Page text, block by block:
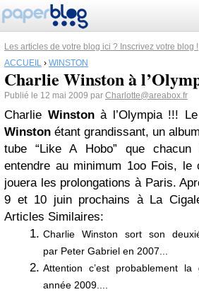
Les articles de votre blog ici ? Inscrivez votre blog !
ACCUEIL › WINSTON
Charlie Winston à
Publié le 12 mai 2009 par Charlotte@areabox.fr
Charlie Winstonà l’Olympia !!!
Winston étant grandissant, un
tube “Like A Hobo” que
entendre au minimum 1oo Fois, le
jouera les prolongations à Paris.
9 et 10 juin prochains à La
Articles Similaires:
Charlie Winston sort son
par Peter Gabriel en 2007...
Attention c’est probablement
année 2009....